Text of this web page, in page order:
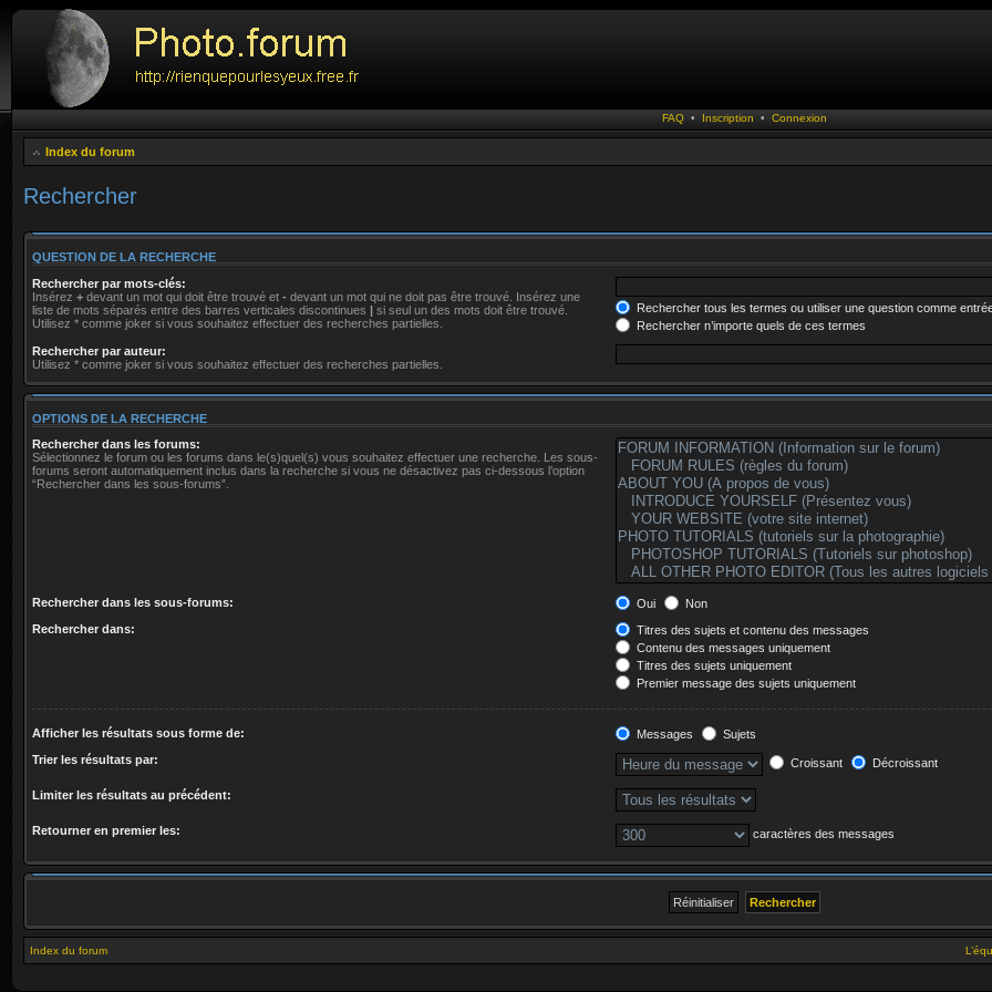
FAQ • Inscription • Connexion
Index du forum
Rechercher
QUESTION DE LA RECHERCHE
Rechercher par mots-clés:
Insérez + devant un mot qui doit être trouvé et - devant un mot qui ne doit pas être trouvé. Insérez une
liste de mots séparés entre des barres verticales discontinues | si seul un des mots doit être trouvé.
Utilisez * comme joker si vous souhaitez effectuer des recherches partielles.
Rechercher tous les termes ou utiliser une question comme
Rechercher n’importe quels de ces termes
Rechercher par auteur:
Utilisez * comme joker si vous souhaitez effectuer des recherches partielles.
OPTIONS DE LA RECHERCHE
Rechercher dans les forums:
Sélectionnez le forum ou les forums dans le(s)quel(s) vous souhaitez effectuer une recherche. Les sous-
forums seront automatiquement inclus dans la recherche si vous ne désactivez pas ci-dessous l’option
“Rechercher dans les sous-forums”.
Rechercher dans les sous-forums: Oui
Non
Rechercher dans:
Titres des sujets et contenu des messages
Contenu des messages uniquement
Titres des sujets uniquement
Premier message des sujets uniquement
Afficher les résultats sous forme de: Messages
Sujets
Trier les résultats par:
Croissant Décroissant
Limiter les résultats au précédent:
Retourner en premier les: caractères des messages
Index du forum